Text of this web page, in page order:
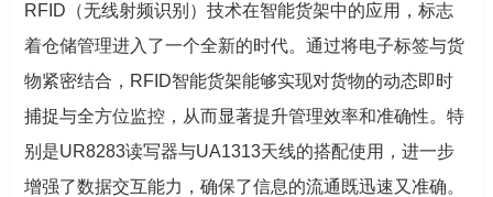
RFID（无线射频识别）技术在智能货架中的应用，标志
着仓储管理进入了一个全新的时代。通过将电子标签与货
物紧密结合，RFID智能货架能够实现对货物的动态即时
捕捉与全方位监控，从而显著提升管理效率和准确性。特
别是UR8283读写器与UA1313天线的搭配使用，进一步
增强了数据交互能力，确保了信息的流通既迅速又准确。